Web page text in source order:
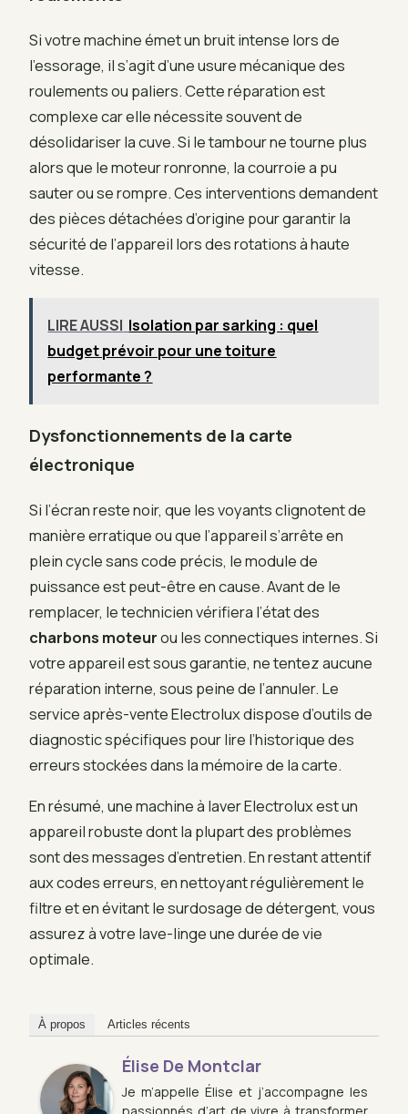
Si votre machine émet un bruit intense lors de
l’essorage, il s’agit d’une usure mécanique des
roulements ou paliers. Cette réparation est
complexe car elle nécessite souvent de
désolidariser la cuve. Si le tambour ne tourne plus
alors que le moteur ronronne, la courroie a pu
sauter ou se rompre. Ces interventions demandent
des pièces détachées d’origine pour garantir la
sécurité de l’appareil lors des rotations à haute
vitesse.
LIRE AUSSI Isolation par sarking : quel
budget prévoir pour une toiture
performante ?
Dysfonctionnements de la carte
électronique
Si l’écran reste noir, que les voyants clignotent de
manière erratique ou que l’appareil s’arrête en
plein cycle sans code précis, le module de
puissance est peut-être en cause. Avant de le
remplacer, le technicien vérifiera l’état des
charbons moteurou les connectiques internes. Si
votre appareil est sous garantie, ne tentez aucune
réparation interne, sous peine de l’annuler. Le
service après-vente Electrolux dispose d’outils de
diagnostic spécifiques pour lire l’historique des
erreurs stockées dans la mémoire de la carte.
En résumé, une machine à laver Electrolux est un
appareil robuste dont la plupart des problèmes
sont des messages d’entretien. En restant attentif
aux codes erreurs, en nettoyant régulièrement le
filtre et en évitant le surdosage de détergent, vous
assurez à votre lave-linge une durée de vie
optimale.
À propos Articles récents
Élise De Montclar
Je m’appelle Élise et j’accompagne les